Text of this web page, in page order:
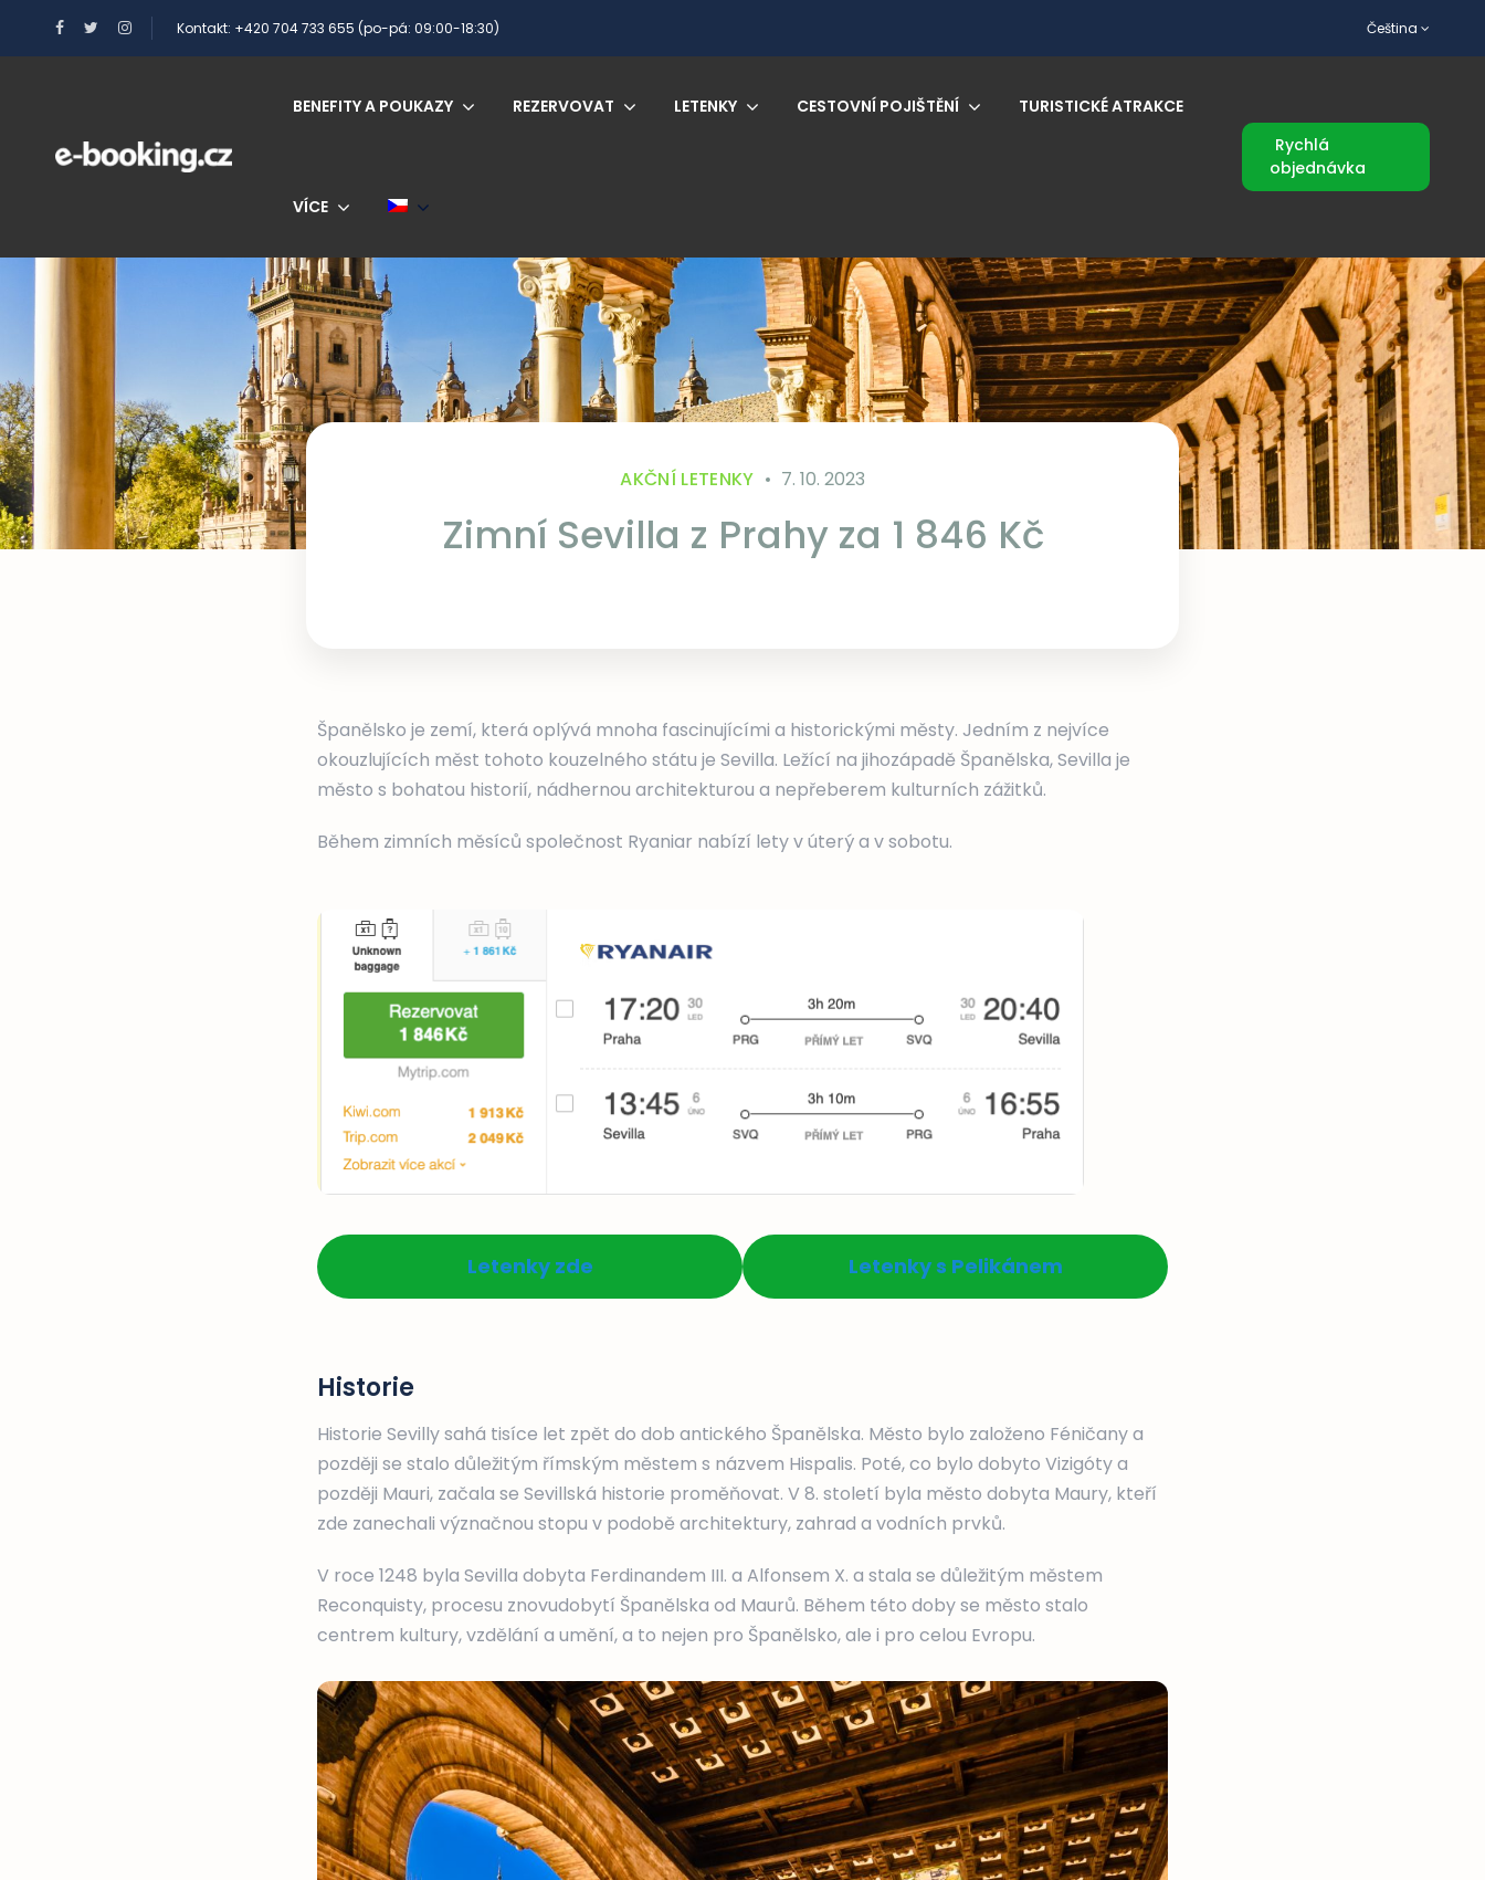
Kontakt: +420 704 733 655 (po-pá: 09:00-18:30) Čeština
BENEFITY A POUKAZY REZERVOVAT LETENKY CESTOVNÍ POJIŠTĚNÍ TURISTICKÉ ATRAKCE
VÍCE
Rychlá
objednávka
AKČNÍ LETENKY 7. 10. 2023
Zimní Sevilla z Prahy za 1 846 Kč
Španělsko je zemí, která oplývá mnoha fascinujícími a historickými městy. Jedním z nejvíce
okouzlujících měst tohoto kouzelného státu je Sevilla. Ležící na jihozápadě Španělska, Sevilla je
město s bohatou historií, nádhernou architekturou a nepřeberem kulturních zážitků.
Během zimních měsíců společnost Ryaniar nabízí lety v úterý a v sobotu.
Letenky zde Letenky s Pelikánem
Historie
Historie Sevilly sahá tisíce let zpět do dob antického Španělska. Město bylo založeno Féničany a
později se stalo důležitým římským městem s názvem Hispalis. Poté, co bylo dobyto Vizigóty a
později Mauri, začala se Sevillská historie proměňovat. V 8. století byla město dobyta Maury, kteří
zde zanechali význačnou stopu v podobě architektury, zahrad a vodních prvků.
V roce 1248 byla Sevilla dobyta Ferdinandem III. a Alfonsem X. a stala se důležitým městem
Reconquisty, procesu znovudobytí Španělska od Maurů. Během této doby se město stalo
centrem kultury, vzdělání a umění, a to nejen pro Španělsko, ale i pro celou Evropu.